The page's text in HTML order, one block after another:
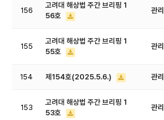
156
고려대 해상법 주간 브리핑 1
56호
관
155
고려대 해상법 주간 브리핑 1
55호
관
154 제154호(2025.5.6.) 관
153
고려대 해상법 주간 브리핑 1
53호
관